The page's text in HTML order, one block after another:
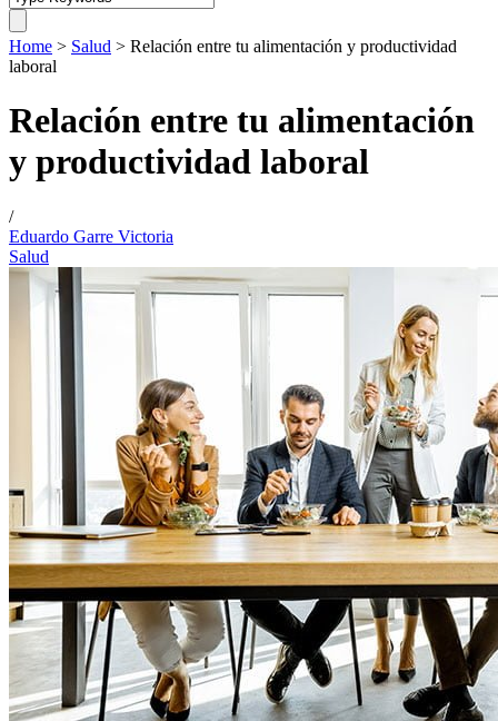
Home > Salud > Relación entre tu alimentación y productividad
laboral
Relación entre tu alimentación
y productividad laboral
/
Eduardo Garre Victoria
Salud